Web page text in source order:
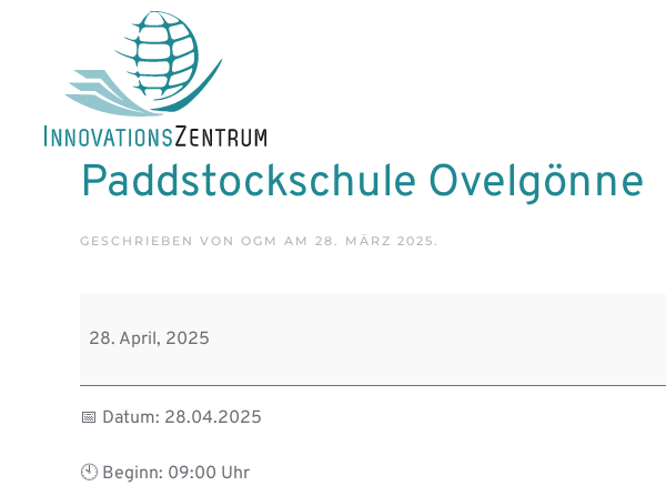
Skip to main content
Paddstockschule Ovelgönne
GESCHRIEBEN VON OGM AM 28. MÄRZ 2025.
Ovelgönne
28. April, 2025
📅 Datum: 28.04.2025
🕙 Beginn: 09:00 Uhr